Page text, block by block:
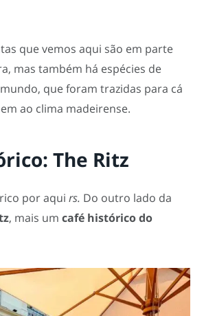
que vemos aqui são em parte
mas também há espécies de
que foram trazidas para cá
ao clima madeirense.
The Ritz
por aqui rs. Do outro lado da
, mais um café histórico do